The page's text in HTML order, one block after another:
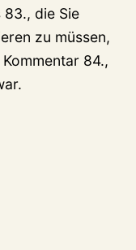
83., die Sie
zu müssen,
84.,